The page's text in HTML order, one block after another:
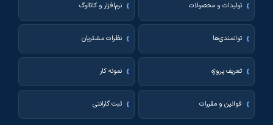
تولیدات و محصولات نرم‌افزار و کاتالوگ
توانمندی‌ها نظرات مشتریان
تعریف پروژه نمونه کار
قوانین و مقررات ثبت گارانتی